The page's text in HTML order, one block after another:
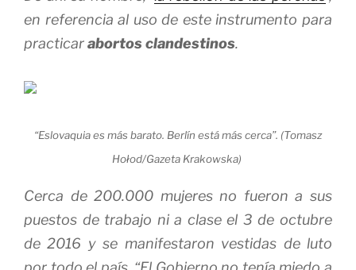
en referencia al uso de este instrumento para
practicarabortos clandestinos.
“Eslovaquia es más barato. Berlín está más cerca”. (Tomasz
Hołod/Gazeta Krakowska)
Cerca de 200.000 mujeres no fueron a sus
puestos de trabajo ni a clase el 3 de octubre
de 2016 y se manifestaron vestidas de luto